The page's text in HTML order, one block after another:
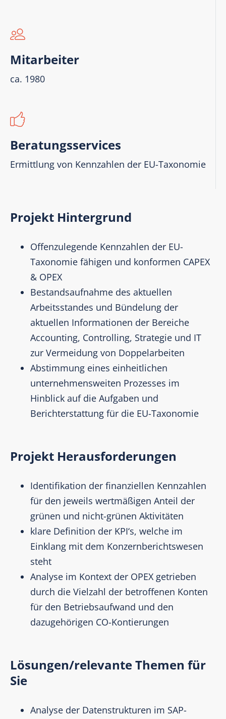
Mitarbeiter
ca. 1980
Beratungsservices
Ermittlung von Kennzahlen der EU-Taxonomie
Projekt Hintergrund
Offenzulegende Kennzahlen der EU-
Taxonomie fähigen und konformen CAPEX
& OPEX​
Bestandsaufnahme des aktuellen
Arbeitsstandes und Bündelung der
aktuellen Informationen der Bereiche
Accounting, Controlling, Strategie und IT
zur Vermeidung von Doppelarbeiten
Abstimmung eines einheitlichen
unternehmensweiten Prozesses im
Hinblick auf die Aufgaben und
Berichterstattung für die EU-Taxonomie​
Projekt Herausforderungen
Identifikation der finanziellen Kennzahlen
für den jeweils wertmäßigen Anteil der
grünen und nicht-grünen Aktivitäten​
klare Definition der KPI‘s, welche im
Einklang mit dem Konzernberichtswesen
steht
Analyse im Kontext der OPEX getrieben
durch die Vielzahl der betroffenen Konten
für den Betriebsaufwand und den
dazugehörigen CO-Kontierungen
Lösungen/relevante Themen für
Sie
Analyse der Datenstrukturen im SAP-